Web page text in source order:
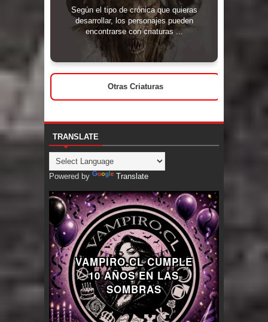
Según el tipo de crónica que quieras
desarrollar, los personajes pueden
encontrarse con criaturas ...
Otras Criaturas
TRANSLATE
Powered by Translate
VAMPIRO.CL CUMPLE
10 AÑOS EN LAS
SOMBRAS